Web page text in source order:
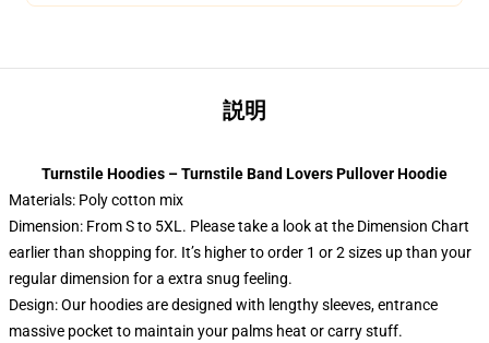
説明
Turnstile Hoodies – Turnstile Band Lovers Pullover Hoodie
Materials: Poly cotton mix
Dimension: From S to 5XL. Please take a look at the Dimension Chart
earlier than shopping for. It’s higher to order 1 or 2 sizes up than your
regular dimension for a extra snug feeling.
Design: Our hoodies are designed with lengthy sleeves, entrance
massive pocket to maintain your palms heat or carry stuff.